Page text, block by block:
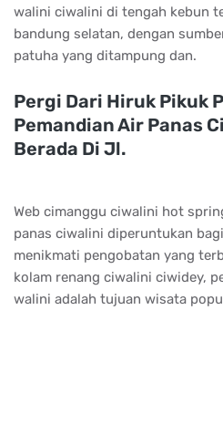
walini ciwalini di tengah kebun
bandung selatan, dengan
patuha yang ditampung dan.
Pergi Dari Hiruk Pikuk
Pemandian Air Panas
Berada Di Jl.
Web cimanggu ciwalini hot
panas ciwalini diperuntukan
menikmati pengobatan yang
kolam renang ciwalini ciwidey,
walini adalah tujuan wisata